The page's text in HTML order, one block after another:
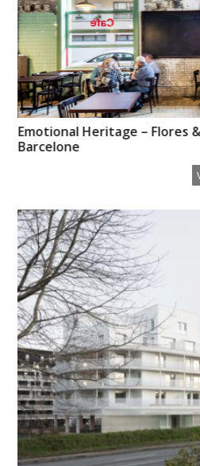
Emotional Heritage – Flores
Barcelone